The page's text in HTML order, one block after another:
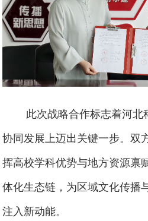
此次战略合作标志着河
协同发展上迈出关键一步。双
挥高校学科优势与地方资源禀
体化生态链，为区域文化传播
注入新动能。